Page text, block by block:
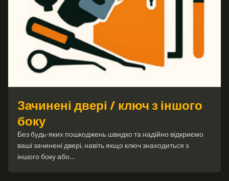
Зачинені двері / ключ з іншого
боку
Без будь-яких пошкоджень швидко та надійно відкриємо
ваші зачинені двері, навіть якщо ключ знаходиться з
іншого боку або…